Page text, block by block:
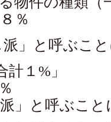
％
」と呼ぶこ
１%」
と呼ぶこと